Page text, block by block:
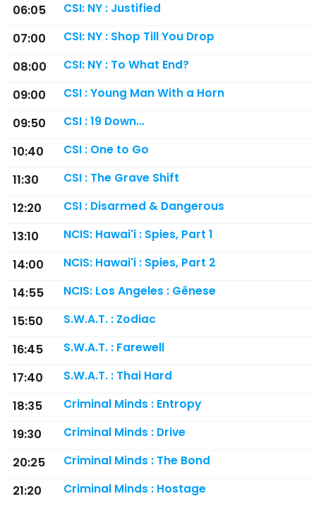
06:05 CSI: NY : Justified
07:00 CSI: NY : Shop Till You Drop
08:00 CSI: NY : To What End?
09:00 CSI : Young Man With a Horn
09:50 CSI : 19 Down...
10:40 CSI : One to Go
11:30 CSI : The Grave Shift
12:20 CSI : Disarmed & Dangerous
13:10 NCIS: Hawai'i : Spies, Part 1
14:00 NCIS: Hawai'i : Spies, Part 2
14:55 NCIS: Los Angeles : Gênese
15:50 S.W.A.T. : Zodiac
16:45 S.W.A.T. : Farewell
17:40 S.W.A.T. : Thai Hard
18:35 Criminal Minds : Entropy
19:30 Criminal Minds : Drive
20:25 Criminal Minds : The Bond
21:20 Criminal Minds : Hostage